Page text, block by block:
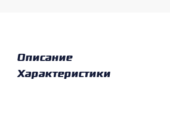
Описание
Характеристики